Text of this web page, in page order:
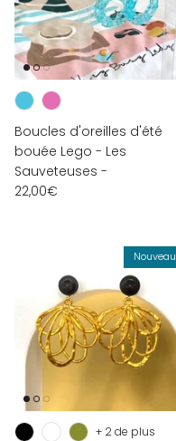
Boucles d'oreilles d'été
bouée Lego - Les
Sauveteuses -
22,00€
Nouveau
+ 2 de plus